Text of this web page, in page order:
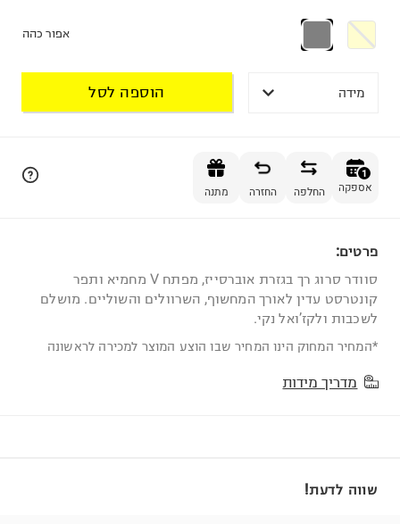
אפור כהה
מידה הוספה לסל
1
אספקה החלפה החזרה מתנה
פרטים:
סוודר סרוג רך בגזרת אוברסייז, מפתח V מחמיא ותפר
קונטרסט עדין לאורך המחשוף, השרוולים והשוליים. מושלם
לשכבות ולקז’ואל נקי.
*המחיר המחוק הינו המחיר שבו הוצע המוצר למכירה לראשונה
מדריך מידות
שווה לדעת!